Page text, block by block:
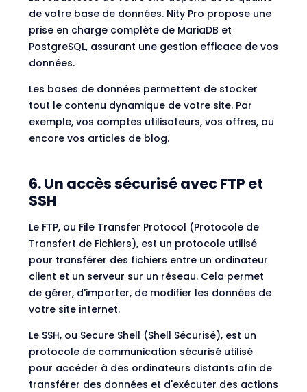
de votre base de données. Nity Pro propose une
prise en charge complète de MariaDB et
PostgreSQL, assurant une gestion efficace de vos
données.
Les bases de données permettent de stocker
tout le contenu dynamique de votre site. Par
exemple, vos comptes utilisateurs, vos offres, ou
encore vos articles de blog.
6. Un accès sécurisé avec FTP et
SSH
Le FTP, ou File Transfer Protocol (Protocole de
Transfert de Fichiers), est un protocole utilisé
pour transférer des fichiers entre un ordinateur
client et un serveur sur un réseau. Cela permet
de gérer, d'importer, de modifier les données de
votre site internet.
Le SSH, ou Secure Shell (Shell Sécurisé), est un
protocole de communication sécurisé utilisé
pour accéder à des ordinateurs distants afin de
transférer des données et d'exécuter des actions